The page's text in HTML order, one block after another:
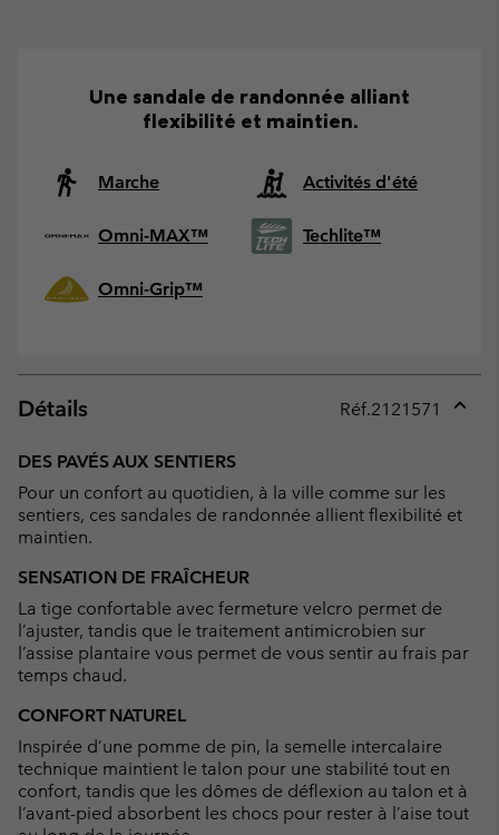
Une sandale de randonnée alliant
flexibilité et maintien.
Marche Activités d'été
Omni-MAX™ Techlite™
Omni-Grip™
Détails Réf.2121571
DES PAVÉS AUX SENTIERS
Pour un confort au quotidien, à la ville comme sur les
sentiers, ces sandales de randonnée allient flexibilité et
maintien.
SENSATION DE FRAÎCHEUR
La tige confortable avec fermeture velcro permet de
l’ajuster, tandis que le traitement antimicrobien sur
l’assise plantaire vous permet de vous sentir au frais par
temps chaud.
CONFORT NATUREL
Inspirée d’une pomme de pin, la semelle intercalaire
technique maintient le talon pour une stabilité tout en
confort, tandis que les dômes de déflexion au talon et à
l’avant-pied absorbent les chocs pour rester à l’aise tout